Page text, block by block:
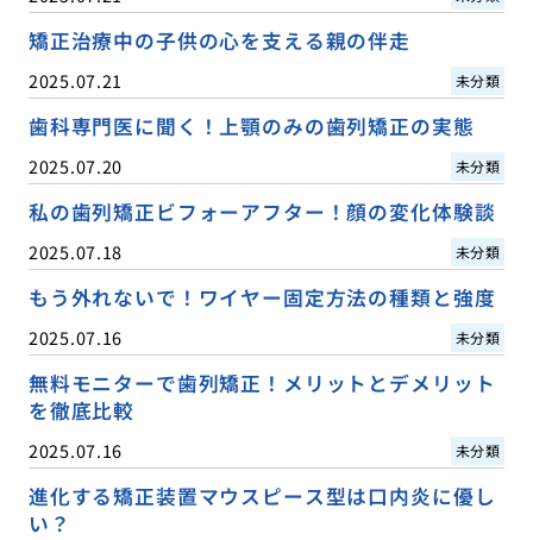
矯正治療中の子供の心を支える親の伴走
2025.07.21 未分類
歯科専門医に聞く！上顎のみの歯列矯正の実態
2025.07.20 未分類
私の歯列矯正ビフォーアフター！顔の変化体験談
2025.07.18 未分類
もう外れないで！ワイヤー固定方法の種類と強度
2025.07.16 未分類
無料モニターで歯列矯正！メリットとデメリット
を徹底比較
2025.07.16 未分類
進化する矯正装置マウスピース型は口内炎に優し
い？